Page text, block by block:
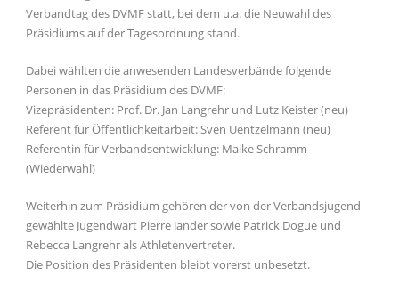
Verbandtag des DVMF statt, bei dem u.a. die Neuwahl des
Präsidiums auf der Tagesordnung stand.
Dabei wählten die anwesenden Landesverbände folgende
Personen in das Präsidium des DVMF:
Vizepräsidenten: Prof. Dr. Jan Langrehr und Lutz Keister (neu)
Referent für Öffentlichkeitarbeit: Sven Uentzelmann (neu)
Referentin für Verbandsentwicklung: Maike Schramm
(Wiederwahl)
Weiterhin zum Präsidium gehören der von der Verbandsjugend
gewählte Jugendwart Pierre Jander sowie Patrick Dogue und
Rebecca Langrehr als Athletenvertreter.
Die Position des Präsidenten bleibt vorerst unbesetzt.